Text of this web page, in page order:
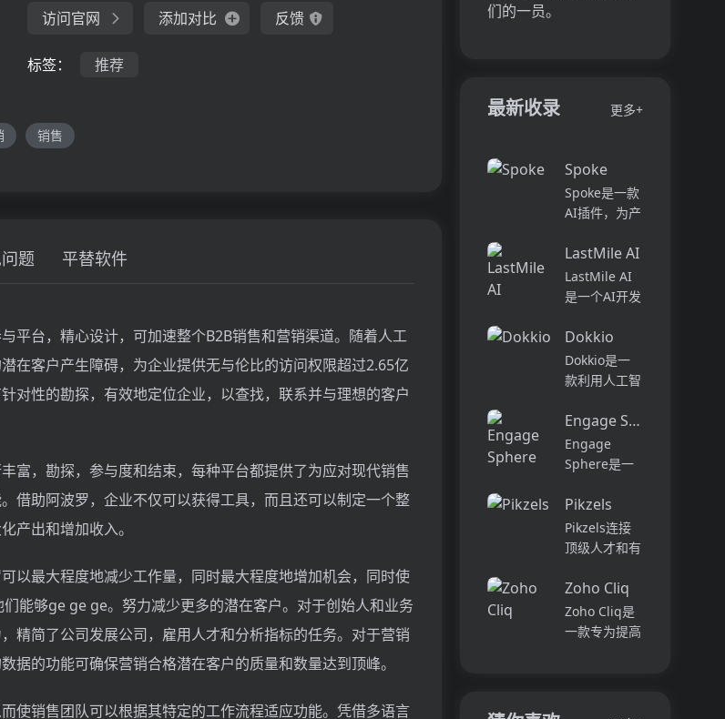
访问官网 添加对比 反馈
标签： 推荐
销售
题 平替软件
平台，精心设计，可加速整个B2B销售和营销渠道。随着人工
在客户产生障碍，为企业提供无与伦比的访问权限超过2.65亿
对性的勘探，有效地定位企业，以查找，联系并与理想的客户
富，勘探，参与度和结束，每种平台都提供了为应对现代销售
借助阿波罗，企业不仅可以获得工具，而且还可以制定一个整
产出和增加收入。
以最大程度地减少工作量，同时最大程度地增加机会，同时使
能够ge ge ge。努力减少更多的潜在客户。对于创始人和业务
精简了公司发展公司，雇用人才和分析指标的任务。对于营销
据的功能可确保营销合格潜在客户的质量和数量达到顶峰。
使销售团队可以根据其特定的工作流程适应功能。凭借多语言
们的一员。
最新收录 更多+
Spoke
Spoke是一款
AI插件，为产
大的、注重隐
私的AI功能，
能够在几秒钟
上下文信息。
它可以帮助全
球快速增长的
团队节省时
间，创造上
下...
LastMile AI
LastMile AI
是一个AI开发
程师而设计，
可以用于原型
开发和生成式
产。它提供了
一站式的多模
态AI模型访
问，包括语言
模型（...
Dokkio
Dokkio是一
款利用人工智
文件协作的工
具。它能帮助
用户管理多个
档和文件、整
理研究材料、
组织内容库，
并将所有文件
和内容集中在
Engage Sphere AI
Engage
Sphere是一
工参与度分析
平台。它可以
深入分析公司
队和岗位的参
与度,帮助管
理者明确团队
互动症结所
Pikzels
Pikzels连接
顶级人才和有
我们促进协
作，释放创意
卓越。加入我
Zoho Cliq
Zoho Cliq是
一款专为提高